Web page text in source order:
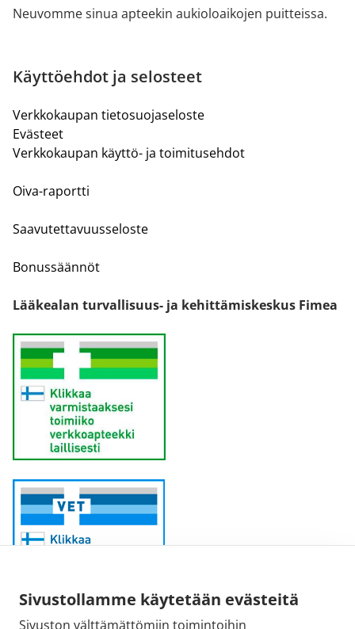
Sivustollamme käytetään evästeitä
Sivuston välttämättömiin toimintoihin
Neuvomme sinua apteekin aukioloaikojen puitteissa.
Käyttöehdot ja selosteet
Verkkokaupan tietosuojaseloste
Evästeet
Verkkokaupan käyttö- ja toimitusehdot
Oiva-raportti
Saavutettavuusseloste
Bonussäännöt
Lääkealan turvallisuus- ja kehittämiskeskus Fimea